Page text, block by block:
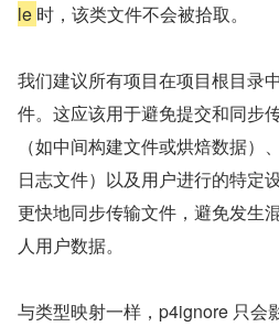
le 时，该类文件不会被拾取。
我们建议所有项目在项目根目录
件。这应该用于避免提交和同步
（如中间构建文件或烘焙数据）
日志文件）以及用户进行的特定
更快地同步传输文件，避免发生
人用户数据。
与类型映射一样，p4ignore 只会